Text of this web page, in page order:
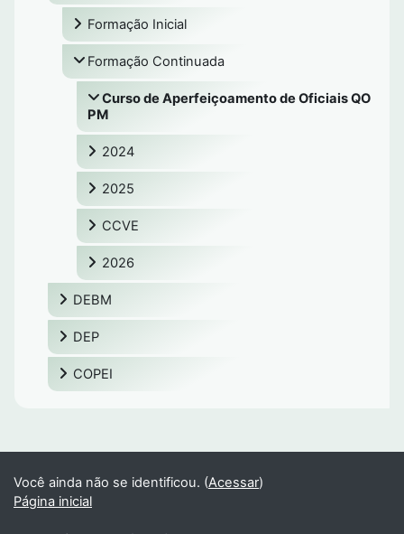
Formação Inicial
Formação Continuada
Curso de Aperfeiçoamento de Oficiais QO
PM
2024
2025
CCVE
2026
DEBM
DEP
COPEI
Você ainda não se identificou. (Acessar)
Página inicial